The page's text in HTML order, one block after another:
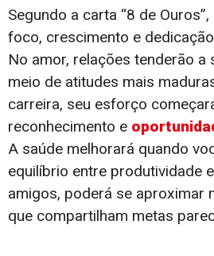
Segundo a carta “8 de
foco, crescimento e
No amor, relações tenderão
meio de atitudes mais
carreira, seu esforço
reconhecimento e
A saúde melhorará quando
equilíbrio entre produtividade
amigos, poderá se aproximar
que compartilham metas